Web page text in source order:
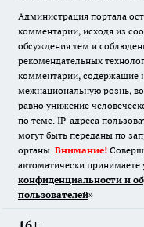
Администрация портала
комментарии, исходя из
обсуждения тем и
рекомендательных
комментарии, содержащие
межнациональную рознь,
равно унижение
по теме. IP-адреса
могут быть переданы по
органы. Внимание!
автоматически принимаете
конфиденциальности и
пользователей»